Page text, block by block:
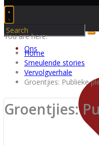
Ons
You are here:
Home
Smeulende stories
Vervolgverhale
Groentjies: Publieke
Groentjies: